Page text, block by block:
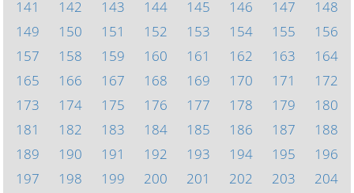
141
142 143 144 145 146 147
148
149
150 151 152 153 154 155
156
157
158 159 160 161 162 163
164
165
166 167 168 169 170 171
172
173
174 175 176 177 178 179
180
181
182 183 184 185 186 187
188
189
190 191 192 193 194 195
196
197
198 199 200 201 202 203
204